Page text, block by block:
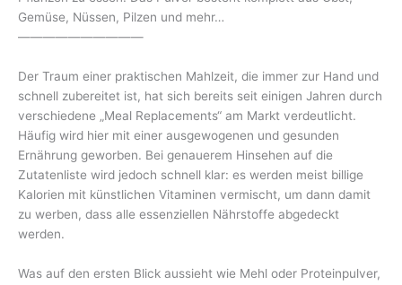
Gemüse, Nüssen, Pilzen und mehr…
——————————
Der Traum einer praktischen Mahlzeit, die immer zur Hand und
schnell zubereitet ist, hat sich bereits seit einigen Jahren durch
verschiedene „Meal Replacements“ am Markt verdeutlicht.
Häufig wird hier mit einer ausgewogenen und gesunden
Ernährung geworben. Bei genauerem Hinsehen auf die
Zutatenliste wird jedoch schnell klar: es werden meist billige
Kalorien mit künstlichen Vitaminen vermischt, um dann damit
zu werben, dass alle essenziellen Nährstoffe abgedeckt
werden.
Was auf den ersten Blick aussieht wie Mehl oder Proteinpulver,